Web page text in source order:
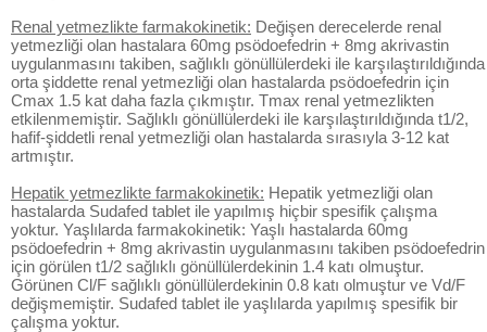
Renal yetmezlikte farmakokinetik: Değişen derecelerde renal
yetmezliği olan hastalara 60mg psödoefedrin + 8mg akrivastin
uygulanmasını takiben, sağlıklı gönüllülerdeki ile karşılaştırıldığında
orta şiddette renal yetmezliği olan hastalarda psödoefedrin için
Cmax 1.5 kat daha fazla çıkmıştır. Tmax renal yetmezlikten
etkilenmemiştir. Sağlıklı gönüllülerdeki ile karşılaştırıldığında t1/2,
hafif-şiddetli renal yetmezliği olan hastalarda sırasıyla 3-12 kat
artmıştır.
Hepatik yetmezlikte farmakokinetik: Hepatik yetmezliği olan
hastalarda Sudafed tablet ile yapılmış hiçbir spesifik çalışma
yoktur. Yaşlılarda farmakokinetik: Yaşlı hastalarda 60mg
psödoefedrin + 8mg akrivastin uygulanmasını takiben psödoefedrin
için görülen t1/2 sağlıklı gönüllülerdekinin 1.4 katı olmuştur.
Görünen Cl/F sağlıklı gönüllülerdekinin 0.8 katı olmuştur ve Vd/F
değişmemiştir. Sudafed tablet ile yaşlılarda yapılmış spesifik bir
çalışma yoktur.